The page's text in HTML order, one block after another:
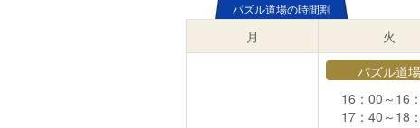
パズル道場の時間割
月 火
パズル道場
16：00～16
17：40～18